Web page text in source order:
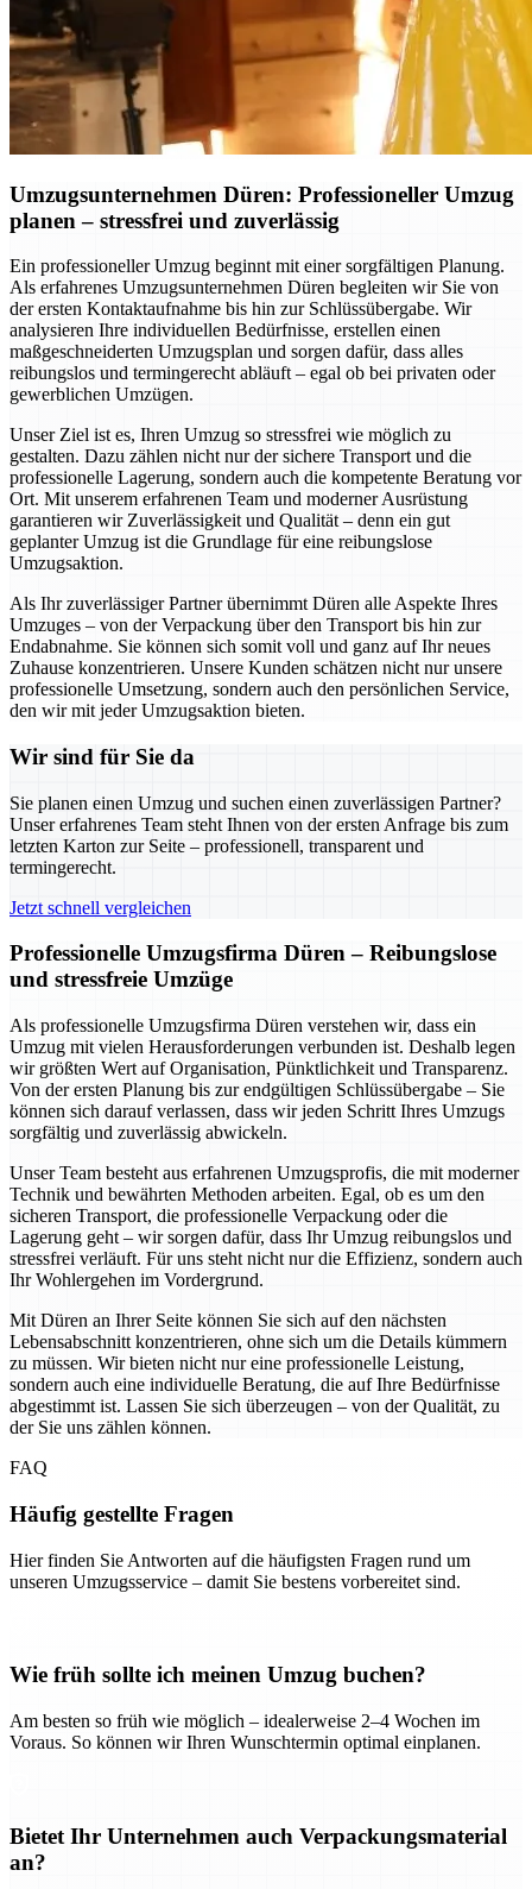
Umzugsunternehmen Düren: Professioneller Umzug
planen – stressfrei und zuverlässig
Ein professioneller Umzug beginnt mit einer sorgfältigen Planung.
Als erfahrenes Umzugsunternehmen Düren begleiten wir Sie von
der ersten Kontaktaufnahme bis hin zur Schlüssübergabe. Wir
analysieren Ihre individuellen Bedürfnisse, erstellen einen
maßgeschneiderten Umzugsplan und sorgen dafür, dass alles
reibungslos und termingerecht abläuft – egal ob bei privaten oder
gewerblichen Umzügen.
Unser Ziel ist es, Ihren Umzug so stressfrei wie möglich zu
gestalten. Dazu zählen nicht nur der sichere Transport und die
professionelle Lagerung, sondern auch die kompetente Beratung vor
Ort. Mit unserem erfahrenen Team und moderner Ausrüstung
garantieren wir Zuverlässigkeit und Qualität – denn ein gut
geplanter Umzug ist die Grundlage für eine reibungslose
Umzugsaktion.
Als Ihr zuverlässiger Partner übernimmt Düren alle Aspekte Ihres
Umzuges – von der Verpackung über den Transport bis hin zur
Endabnahme. Sie können sich somit voll und ganz auf Ihr neues
Zuhause konzentrieren. Unsere Kunden schätzen nicht nur unsere
professionelle Umsetzung, sondern auch den persönlichen Service,
den wir mit jeder Umzugsaktion bieten.
Wir sind für Sie da
Sie planen einen Umzug und suchen einen zuverlässigen Partner?
Unser erfahrenes Team steht Ihnen von der ersten Anfrage bis zum
letzten Karton zur Seite – professionell, transparent und
termingerecht.
Jetzt schnell vergleichen
Professionelle Umzugsfirma Düren – Reibungslose
und stressfreie Umzüge
Als professionelle Umzugsfirma Düren verstehen wir, dass ein
Umzug mit vielen Herausforderungen verbunden ist. Deshalb legen
wir größten Wert auf Organisation, Pünktlichkeit und Transparenz.
Von der ersten Planung bis zur endgültigen Schlüssübergabe – Sie
können sich darauf verlassen, dass wir jeden Schritt Ihres Umzugs
sorgfältig und zuverlässig abwickeln.
Unser Team besteht aus erfahrenen Umzugsprofis, die mit moderner
Technik und bewährten Methoden arbeiten. Egal, ob es um den
sicheren Transport, die professionelle Verpackung oder die
Lagerung geht – wir sorgen dafür, dass Ihr Umzug reibungslos und
stressfrei verläuft. Für uns steht nicht nur die Effizienz, sondern auch
Ihr Wohlergehen im Vordergrund.
Mit Düren an Ihrer Seite können Sie sich auf den nächsten
Lebensabschnitt konzentrieren, ohne sich um die Details kümmern
zu müssen. Wir bieten nicht nur eine professionelle Leistung,
sondern auch eine individuelle Beratung, die auf Ihre Bedürfnisse
abgestimmt ist. Lassen Sie sich überzeugen – von der Qualität, zu
der Sie uns zählen können.
FAQ
Häufig gestellte Fragen
Hier finden Sie Antworten auf die häufigsten Fragen rund um
unseren Umzugsservice – damit Sie bestens vorbereitet sind.
Wie früh sollte ich meinen Umzug buchen?
Am besten so früh wie möglich – idealerweise 2–4 Wochen im
Voraus. So können wir Ihren Wunschtermin optimal einplanen.
Bietet Ihr Unternehmen auch Verpackungsmaterial
an?